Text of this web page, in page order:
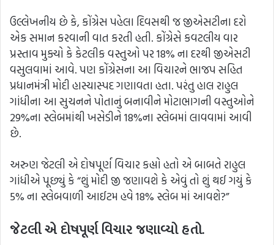
ઉલ્લેખનીય છે કે, કોંગ્રેસ પહેલા દિવસથી જ જીએસટીના દરો
એક સમાન કરવાની વાત કરતી હતી. કોંગ્રેસે કવટલીય વાર
પ્રસ્તાવ મુક્યો કે કેટલીક વસ્તુઓ પર 18% ના દરથી જીએસટી
વસુલવામાં આવે. પણ કોંગ્રેસના આ વિચારને ભાજપ સહિત
પ્રધાનમંત્રી મોદી હાસ્યાસ્પદ ગણાવતા હતા. પરંતુ હાલ રાહુલ
ગાંધીના આ સુચનને પોતાનું બનાવીને મોટાભાગની વસ્તુઓને
29%ના સ્લેબમાંથી ખસેડીને 18%ના સ્લેબમાં લાવવામાં આવી
છે.
અરુણ જેટલી એ દોષપૂર્ણ વિચાર કહ્યો હતો એ બાબતે રાહુલ
ગાંધીએ પૂછ્યું કે “શું મોદી જી જણાવશે કે એવું તો શું થઈ ગયું કે
5% ના સ્લેબવાળી આઈટમ હવે 18% સ્લેબ માં આવશે?”
જેટલી એ દોષપૂર્ણ વિચાર જણાવ્યો હતો.